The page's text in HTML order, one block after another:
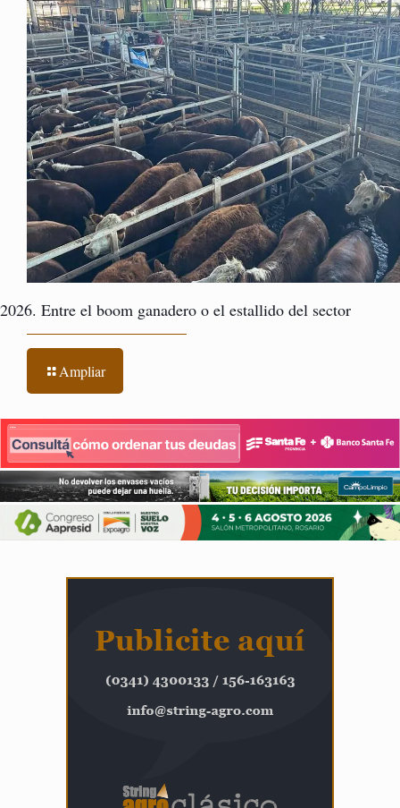
2026. Entre el boom ganadero o el estallido del sector
Ampliar